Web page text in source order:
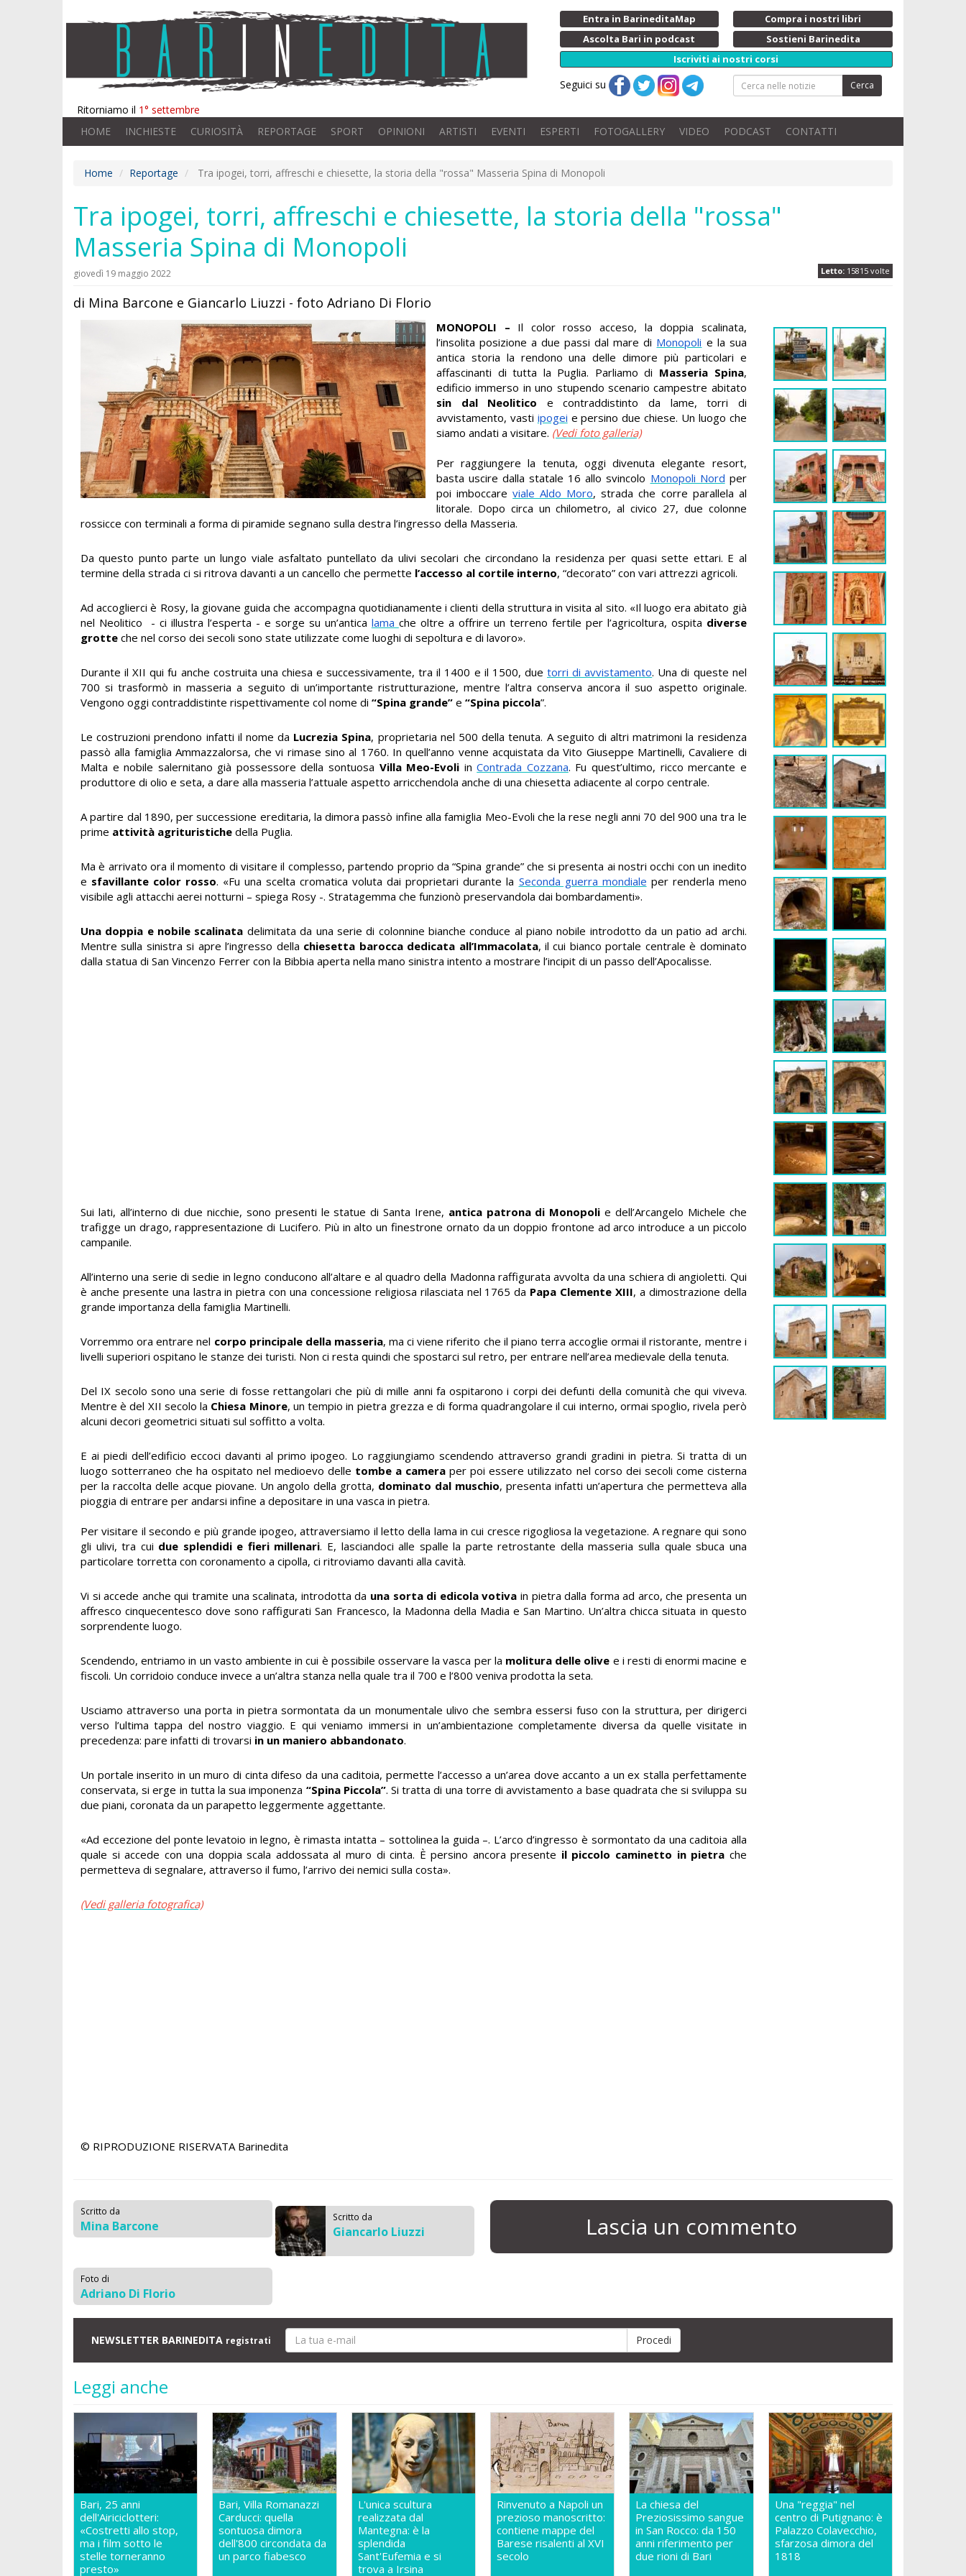
Ritorniamo il 1° settembre
Entra in BarineditaMap
Compra i nostri libri
Ascolta Bari in podcast
Sostieni Barinedita
Iscriviti ai nostri corsi
Seguici su Cerca
HOME INCHIESTE CURIOSITÀ REPORTAGE SPORT OPINIONI ARTISTI EVENTI ESPERTI FOTOGALLERY VIDEO PODCAST CONTATTI
Home Reportage Tra ipogei, torri, affreschi e chiesette, la storia della "rossa" Masseria Spina di Monopoli
Tra ipogei, torri, affreschi e chiesette, la storia della "rossa"
Masseria Spina di Monopoli
Letto: 15815 volte
giovedì 19 maggio 2022
di Mina Barcone e Giancarlo Liuzzi - foto Adriano Di Florio
MONOPOLI – Il color rosso acceso, la doppia scalinata,
l’insolita posizione a due passi dal mare di Monopoli e la sua
antica storia la rendono una delle dimore più particolari e
affascinanti di tutta la Puglia. Parliamo di Masseria Spina,
edificio immerso in uno stupendo scenario campestre abitato
sin dal Neolitico e contraddistinto da lame, torri di
avvistamento, vasti ipogei e persino due chiese. Un luogo che
siamo andati a visitare. (Vedi foto galleria)
Per raggiungere la tenuta, oggi divenuta elegante resort,
basta uscire dalla statale 16 allo svincolo Monopoli Nord per
poi imboccareviale Aldo Moro, strada che corre parallela al
litorale. Dopo circa un chilometro, al civico 27, due colonne
rossicce con terminali a forma di piramide segnano sulla destra l’ingresso della Masseria.
Da questo punto parte un lungo viale asfaltato puntellato da ulivi secolari che circondano la residenza per quasi sette ettari. E al
termine della strada ci si ritrova davanti a un cancello che permette l’accesso al cortile interno, “decorato” con vari attrezzi agricoli.
Ad accoglierci è Rosy, la giovane guida che accompagna quotidianamente i clienti della struttura in visita al sito. «Il luogo era abitato già
nel Neolitico - ci illustra l’esperta - e sorge su un’antica lama che oltre a offrire un terreno fertile per l’agricoltura, ospita diverse
grotte che nel corso dei secoli sono state utilizzate come luoghi di sepoltura e di lavoro».
Durante il XII qui fu anche costruita una chiesa e successivamente, tra il 1400 e il 1500, due torri di avvistamento. Una di queste nel
700 si trasformò in masseria a seguito di un’importante ristrutturazione, mentre l’altra conserva ancora il suo aspetto originale.
Vengono oggi contraddistinte rispettivamente col nome di “Spina grande” e “Spina piccola”.
Le costruzioni prendono infatti il nome da Lucrezia Spina, proprietaria nel 500 della tenuta. A seguito di altri matrimoni la residenza
passò alla famiglia Ammazzalorsa, che vi rimase sino al 1760. In quell’anno venne acquistata da Vito Giuseppe Martinelli, Cavaliere di
Malta e nobile salernitano già possessore della sontuosa Villa Meo-Evoli inContrada Cozzana. Fu quest’ultimo, ricco mercante e
produttore di olio e seta, a dare alla masseria l’attuale aspetto arricchendola anche di una chiesetta adiacente al corpo centrale.
A partire dal 1890, per successione ereditaria, la dimora passò infine alla famiglia Meo-Evoli che la rese negli anni 70 del 900 una tra le
prime attività agrituristiche della Puglia.
Ma è arrivato ora il momento di visitare il complesso, partendo proprio da “Spina grande” che si presenta ai nostri occhi con un inedito
e sfavillante color rosso. «Fu una scelta cromatica voluta dai proprietari durante la Seconda guerra mondiale per renderla meno
visibile agli attacchi aerei notturni – spiega Rosy -. Stratagemma che funzionò preservandola dai bombardamenti».
Una doppia e nobile scalinata delimitata da una serie di colonnine bianche conduce al piano nobile introdotto da un patio ad archi.
Mentre sulla sinistra si apre l’ingresso della chiesetta barocca dedicata all’Immacolata, il cui bianco portale centrale è dominato
dalla statua di San Vincenzo Ferrer con la Bibbia aperta nella mano sinistra intento a mostrare l’incipit di un passo dell’Apocalisse.
Sui lati, all’interno di due nicchie, sono presenti le statue di Santa Irene, antica patrona di Monopoli e dell’Arcangelo Michele che
trafigge un drago, rappresentazione di Lucifero. Più in alto un finestrone ornato da un doppio frontone ad arco introduce a un piccolo
campanile.
All’interno una serie di sedie in legno conducono all’altare e al quadro della Madonna raffigurata avvolta da una schiera di angioletti. Qui
è anche presente una lastra in pietra con una concessione religiosa rilasciata nel 1765 da Papa Clemente XIII, a dimostrazione della
grande importanza della famiglia Martinelli.
Vorremmo ora entrare nel corpo principale della masseria, ma ci viene riferito che il piano terra accoglie ormai il ristorante, mentre i
livelli superiori ospitano le stanze dei turisti. Non ci resta quindi che spostarci sul retro, per entrare nell’area medievale della tenuta.
Del IX secolo sono una serie di fosse rettangolari che più di mille anni fa ospitarono i corpi dei defunti della comunità che qui viveva.
Mentre è del XII secolola Chiesa Minore, un tempio in pietra grezza e di forma quadrangolare il cui interno, ormai spoglio, rivela però
alcuni decori geometrici situati sul soffitto a volta.
E ai piedi dell’edificio eccoci davanti al primo ipogeo. Lo raggiungiamo scendendo attraverso grandi gradini in pietra. Si tratta di un
luogo sotterraneo che ha ospitato nel medioevo delle tombe a camera per poi essere utilizzato nel corso dei secoli come cisterna
per la raccolta delle acque piovane. Un angolo della grotta, dominato dal muschio, presenta infatti un’apertura che permetteva alla
pioggia di entrare per andarsi infine a depositare in una vasca in pietra.
Per visitare il secondo e più grande ipogeo, attraversiamo il letto della lama in cui cresce rigogliosa la vegetazione. A regnare qui sono
gli ulivi, tra cui due splendidi e fieri millenari. E, lasciandoci alle spalle la parte retrostante della masseria sulla quale sbuca una
particolare torretta con coronamento a cipolla, ci ritroviamo davanti alla cavità.
Vi si accede anche qui tramite una scalinata, introdotta da una sorta di edicola votiva in pietra dalla forma ad arco, che presenta un
affresco cinquecentesco dove sono raffigurati San Francesco, la Madonna della Madia e San Martino. Un’altra chicca situata in questo
sorprendente luogo.
Scendendo, entriamo in un vasto ambiente in cui è possibile osservare la vasca per la molitura delle olive e i resti di enormi macine e
fiscoli. Un corridoio conduce invece a un’altra stanza nella quale tra il 700 e l’800 veniva prodotta la seta.
Usciamo attraverso una porta in pietra sormontata da un monumentale ulivo che sembra essersi fuso con la struttura, per dirigerci
verso l’ultima tappa del nostro viaggio. E qui veniamo immersi in un’ambientazione completamente diversa da quelle visitate in
precedenza: pare infatti di trovarsi in un maniero abbandonato.
Un portale inserito in un muro di cinta difeso da una caditoia, permette l’accesso a un’area dove accanto a un ex stalla perfettamente
conservata, si erge in tutta la sua imponenza “Spina Piccola”. Si tratta di una torre di avvistamento a base quadrata che si sviluppa su
due piani, coronata da un parapetto leggermente aggettante.
«Ad eccezione del ponte levatoio in legno, è rimasta intatta – sottolinea la guida –. L’arco d’ingresso è sormontato da una caditoia alla
quale si accede con una doppia scala addossata al muro di cinta. È persino ancora presente il piccolo caminetto in pietra che
permetteva di segnalare, attraverso il fumo, l’arrivo dei nemici sulla costa».
(Vedi galleria fotografica)
© RIPRODUZIONE RISERVATA Barinedita
Scritto da
Mina Barcone
Scritto da
Giancarlo Liuzzi
Foto di
Adriano Di Florio
Lascia un commento
NEWSLETTER BARINEDITA registrati
Leggi anche
Bari, 25 anni
dell'Airiciclotteri:
«Costretti allo stop,
ma i film sotto le
stelle torneranno
presto»
Bari, Villa Romanazzi
Carducci: quella
sontuosa dimora
dell'800 circondata da
un parco fiabesco
L'unica scultura
realizzata dal
Mantegna: è la
splendida
Sant'Eufemia e si
trova a Irsina
Rinvenuto a Napoli un
prezioso manoscritto:
contiene mappe del
Barese risalenti al XVI
secolo
La chiesa del
Preziosissimo sangue
in San Rocco: da 150
anni riferimento per
due rioni di Bari
Una "reggia" nel
centro di Putignano: è
Palazzo Colavecchio,
sfarzosa dimora del
1818